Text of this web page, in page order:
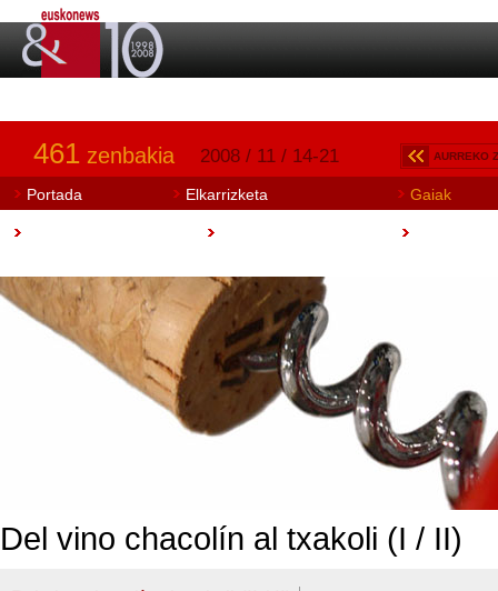
461 zenbakia 2008 / 11 / 14-21 AURREKO
Portada Elkarrizketa Gaiak
Del vino chacolín al txakoli (I / II)